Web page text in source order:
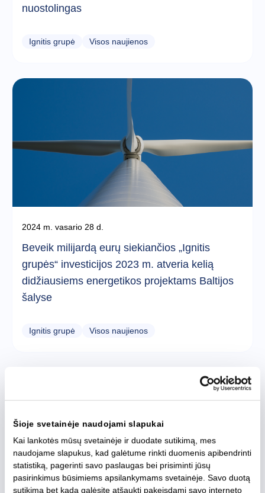
Šioje svetainėje naudojami slapukai
Kai lankotės mūsų svetainėje ir duodate sutikimą, mes
naudojame slapukus, kad galėtume rinkti duomenis apibendrinti
statistiką, pagerinti savo paslaugas bei prisiminti jūsų
pasirinkimus būsimiems apsilankymams svetainėje. Savo duotą
sutikimą bet kada galėsite atšaukti pakeisdami savo interneto
nuostolingas
Ignitis grupė Visos naujienos
2024 m. vasario 28 d.
Beveik milijardą eurų siekiančios „Ignitis
grupės“ investicijos 2023 m. atveria kelią
didžiausiems energetikos projektams Baltijos
šalyse
Ignitis grupė Visos naujienos